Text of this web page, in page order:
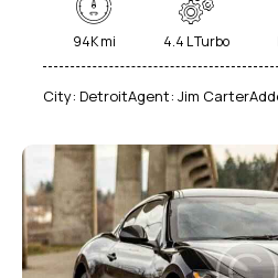
94K mi 4.4 L Turbo
City: DetroitAgent: Jim Carter